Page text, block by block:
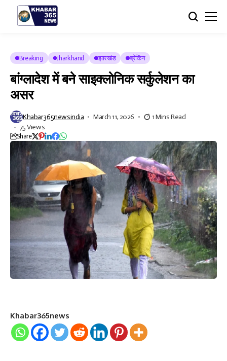
Breaking Jharkhand झारखंड ब्रेकिंग
बांग्लादेश में बने साइक्लोनिक सर्कुलेशन का
असर
Khabar365newsindia March 11, 2026
1 Mins Read
75 Views
Share
Khabar365news